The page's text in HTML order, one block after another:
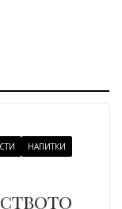
НАПИТКИ